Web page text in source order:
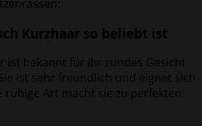
Kurzhaar so beliebt ist
ist bekannt für ihr rundes Gesicht
ist sehr freundlich und eignet sich
ruhige Art macht sie zu perfekten